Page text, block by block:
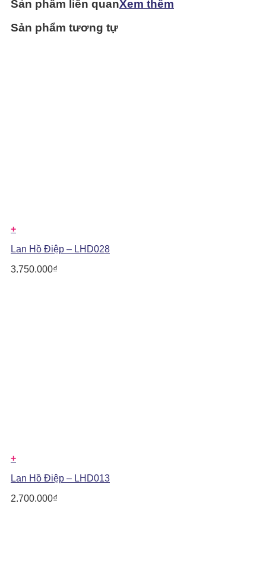
Sản phẩm liên quanXem thêm
Sản phẩm tương tự
+
Lan Hồ Điệp – LHD028
3.750.000₫
+
Lan Hồ Điệp – LHD013
2.700.000₫